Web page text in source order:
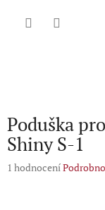
Poduška
Shiny S-1
Průměrné
1 hodnocení